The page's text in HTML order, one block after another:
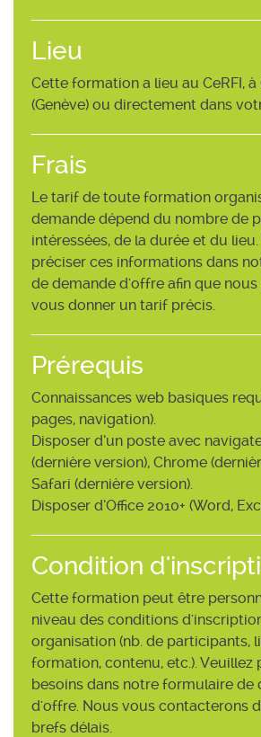
Lieu
Cette formation a lieu au CeRFI,
(Genève) ou directement dans
Frais
Le tarif de toute formation
demande dépend du nombre de
intéressées, de la durée et du
préciser ces informations dans
de demande d'offre afin que
vous donner un tarif précis.
Prérequis
Connaissances web basiques
pages, navigation).
Disposer d’un poste avec
(dernière version), Chrome
Safari (dernière version).
Disposer d’Office 2010+ (Word,
Condition
Cette formation peut être
niveau des conditions
organisation (nb. de participants,
formation, contenu, etc.). Veuillez
besoins dans notre formulaire de
d'offre. Nous vous contacterons
brefs délais.